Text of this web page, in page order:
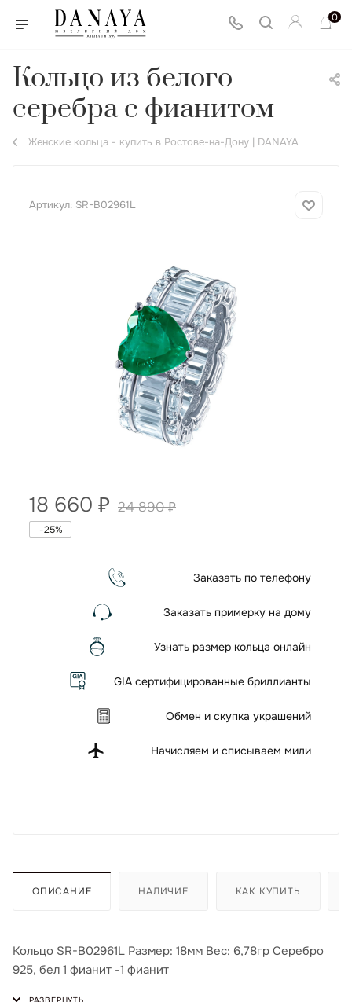
0
Кольцо из белого
серебра с фианитом
Женские кольца - купить в Ростове-на-Дону | DANAYA
Артикул: SR-B02961L
18 660 ₽ 24 890₽
-25%
Заказать по телефону
Заказать примерку на дому
Узнать размер кольца онлайн
GIA сертифицированные бриллианты
Обмен и скупка украшений
Начисляем и списываем мили
ОПИСАНИЕ НАЛИЧИЕ КАК КУПИТЬ
Кольцо SR-B02961L Размер: 18мм Вес: 6,78гр Серебро
925, бел 1 фианит -1 фианит